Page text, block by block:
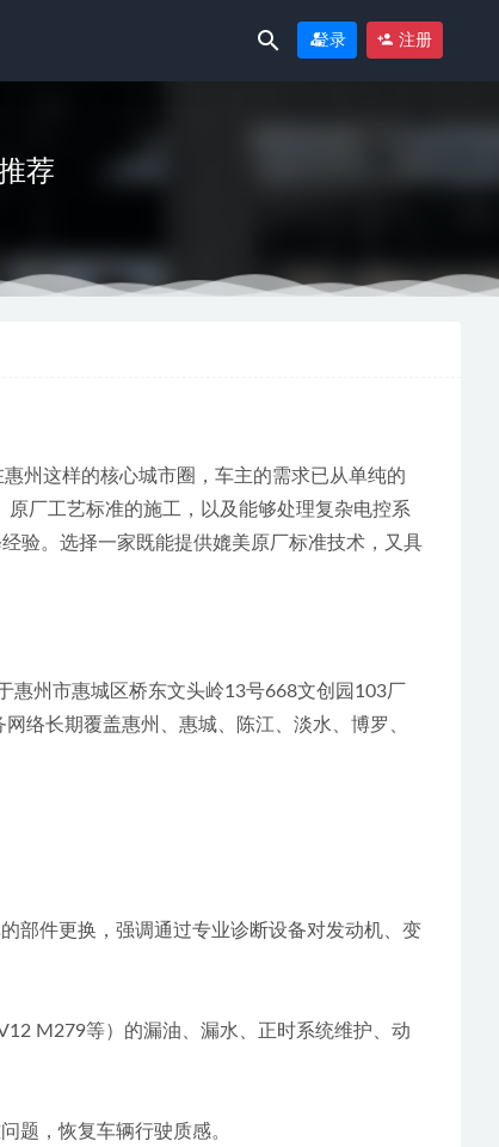
登录 注册
荐
州这样的核心城市圈，车主的需求已从单纯的
原厂工艺标准的施工，以及能够处理复杂电控系
验。选择一家既能提供媲美原厂标准技术，又具
州市惠城区桥东文头岭13号668文创园103厂
络长期覆盖惠州、惠城、陈江、淡水、博罗、
部件更换，强调通过专业诊断设备对发动机、变
M279等）的漏油、漏水、正时系统维护、动
题，恢复车辆行驶质感。